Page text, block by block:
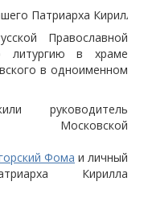
Патриарха
Православной
литургию в храме
в одноименном
руководитель
Фома и личный
Кирилла